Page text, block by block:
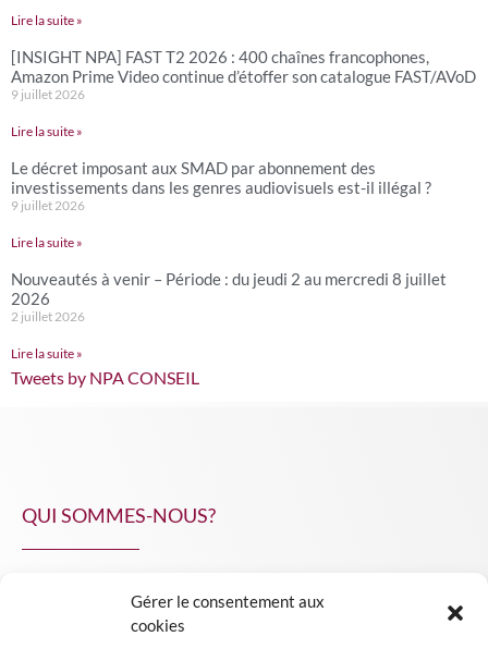
Gérer le consentement aux
cookies
Lire la suite »
[INSIGHT NPA] FAST T2 2026 : 400 chaînes francophones,
Amazon Prime Video continue d’étoffer son catalogue FAST/AVoD
9 juillet 2026
Lire la suite »
Le décret imposant aux SMAD par abonnement des
investissements dans les genres audiovisuels est-il illégal ?
9 juillet 2026
Lire la suite »
Nouveautés à venir – Période : du jeudi 2 au mercredi 8 juillet
2026
2 juillet 2026
Lire la suite »
Tweets by NPA CONSEIL
QUI SOMMES-NOUS?